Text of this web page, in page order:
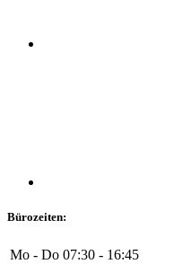
Bürozeiten:
Mo - Do 07:30 - 16:45